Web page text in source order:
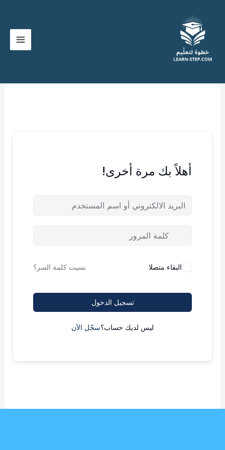
المحتوى
أهلاً بك مرة أخرى!
البقاء متصلا نسيت كلمة السر؟
تسجيل الدخول
ليس لديك حساب؟سجّل الآن